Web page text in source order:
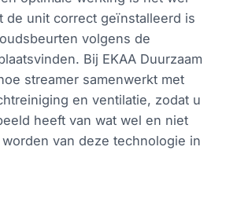
de unit correct geïnstalleerd is
volgens de
Bij EKAA Duurzaam
streamer samenwerkt met
en ventilatie, zodat u
heeft van wat wel en niet
van deze technologie in